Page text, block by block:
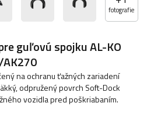
fotografie
guľovú spojku AL-KO
AK270
na ochranu ťažných zariadení
odpružený povrch Soft-Dock
vozidla pred poškriabaním.